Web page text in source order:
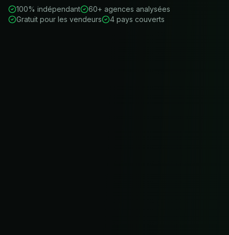
100% indépendant
60+ agences analysées
Gratuit pour les vendeurs
4 pays couverts